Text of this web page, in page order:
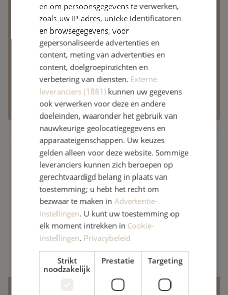
persoonlijk gebeld. Zie je het zelf niet zitten om
vandaag te komen? Dat begrijpen we natuurlijk
heel goed. In dat geval kun je je afspraak vandaag
kosteloos, ook op het laatste moment, annuleren.
Zorg goed voor jezelf en neem bij twijfel gerust
contact met ons op.
en om persoonsgegevens te verwerken,
zoals uw IP-adres, unieke identificatoren
en browsegegevens, voor
gepersonaliseerde advertenties en
content, meting van advertenties en
content, doelgroepinzichten en
verbetering van diensten. Externe
leveranciers (1881)kunnen uw gegevens
ook verwerken voor deze en andere
doeleinden, waaronder het gebruik van
nauwkeurige geolocatiegegevens en
apparaateigenschappen. Uw keuzes
gelden alleen voor deze website. Sommige
leveranciers kunnen zich beroepen op
gerechtvaardigd belang in plaats van
toestemming; u hebt het recht om
bezwaar te maken inAdvertentie-
instellingen. U kunt uw toestemming op
elk moment intrekken in Cookie-
instellingen. Privacybeleid
Strikt
noodzakelijk
Prestatie Targeting